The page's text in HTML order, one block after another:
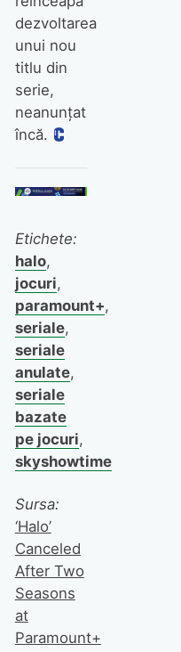
dezvoltarea
unui nou
titlu din
serie,
neanunțat
încă.
Etichete:
halo,
jocuri,
paramount+,
seriale,
seriale
anulate,
seriale
bazate
pe jocuri,
skyshowtime
Sursa:
‘Halo’
Canceled
After Two
Seasons
at
Paramount+